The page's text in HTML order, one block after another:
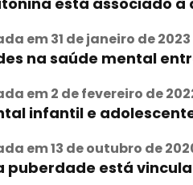
em 31 de janeiro de 2023
na saúde mental
em 2 de fevereiro de
infantil e
em 13 de outubro de
puberdade está